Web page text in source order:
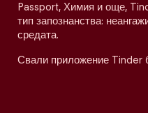
Passport, Химия и още,
тип запознанства:
средата.
Свали приложение Tinder